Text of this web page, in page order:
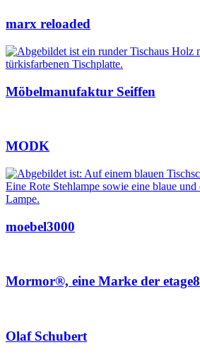
marx reloaded
Möbelmanufaktur Seiffen
MODK
moebel3000
Mormor®, eine Marke der etage8
Olaf Schubert